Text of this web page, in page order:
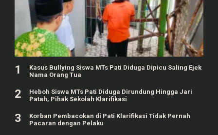
1
Kasus Bullying Siswa MTs Pati Diduga Dipicu Saling Ejek
Nama Orang Tua
2
Heboh Siswa MTs Pati Diduga Dirundung Hingga Jari
Patah, Pihak Sekolah Klarifikasi
3
Korban Pembacokan di Pati Klarifikasi Tidak Pernah
Pacaran dengan Pelaku